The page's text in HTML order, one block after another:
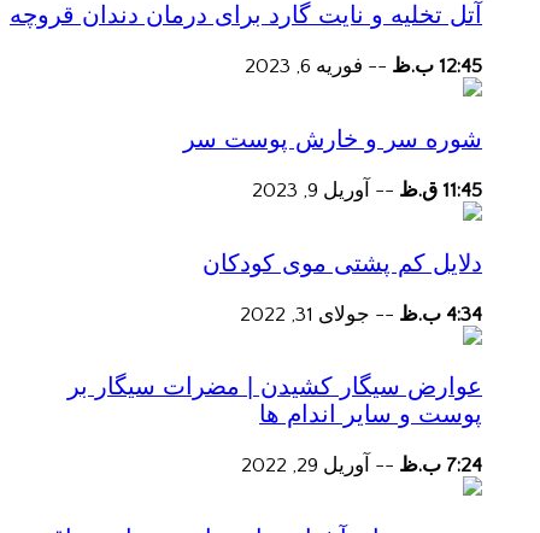
آتل تخلیه و نایت گارد برای درمان دندان قروچه
12:45 ب.ظ -- فوریه 6, 2023
شوره سر و خارش پوست سر
11:45 ق.ظ -- آوریل 9, 2023
دلایل کم پشتی موی کودکان
4:34 ب.ظ -- جولای 31, 2022
عوارض سیگار کشیدن | مضرات سیگار بر
پوست و سایر اندام ها
7:24 ب.ظ -- آوریل 29, 2022